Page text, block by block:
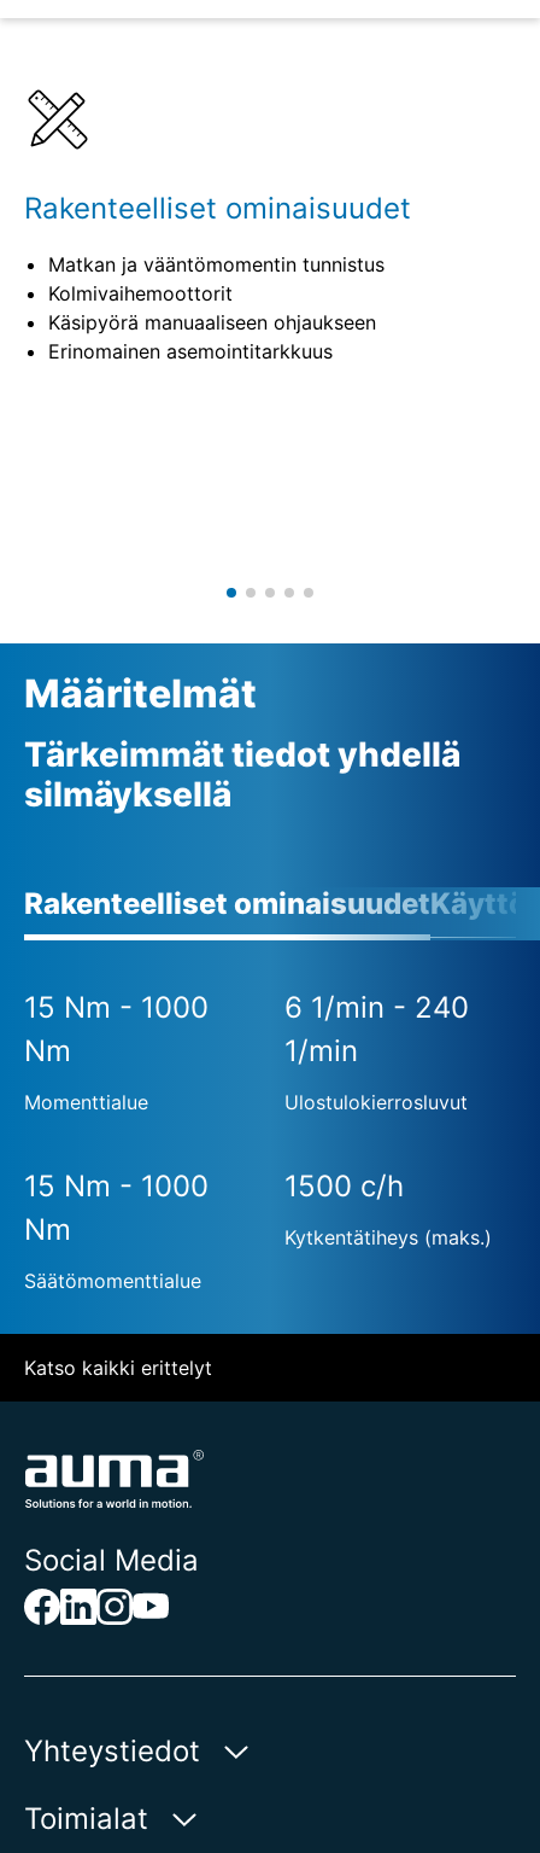
Rakenteelliset ominaisuudet
Matkan ja vääntömomentin tunnistus
Kolmivaihemoottorit
Käsipyörä manuaaliseen ohjaukseen
Erinomainen asemointitarkkuus
Määritelmät
Tärkeimmät tiedot yhdellä
silmäyksellä
Rakenteelliset ominaisuudet
15 Nm - 1000
Nm
Momenttialue
6 1/min - 240
1/min
Ulostulokierrosluvut
15 Nm - 1000
Nm
Säätömomenttialue
1500 c/h
Kytkentätiheys (maks.)
Katso kaikki erittelyt
Social Media
Yhteystiedot
AUMA Riester
Toimialat